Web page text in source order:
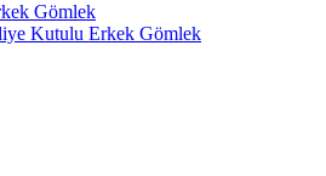
Gömlek
Kutulu Erkek Gömlek